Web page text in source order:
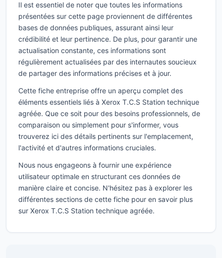
Il est essentiel de noter que toutes les informations
présentées sur cette page proviennent de différentes
bases de données publiques, assurant ainsi leur
crédibilité et leur pertinence. De plus, pour garantir une
actualisation constante, ces informations sont
régulièrement actualisées par des internautes soucieux
de partager des informations précises et à jour.
Cette fiche entreprise offre un aperçu complet des
éléments essentiels liés à Xerox T.C.S Station technique
agréée. Que ce soit pour des besoins professionnels, de
comparaison ou simplement pour s'informer, vous
trouverez ici des détails pertinents sur l'emplacement,
l'activité et d'autres informations cruciales.
Nous nous engageons à fournir une expérience
utilisateur optimale en structurant ces données de
manière claire et concise. N'hésitez pas à explorer les
différentes sections de cette fiche pour en savoir plus
sur Xerox T.C.S Station technique agréée.